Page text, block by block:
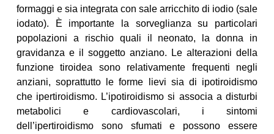
formaggi e sia integrata con sale arricchito di iodio (sale
iodato). È importante la sorveglianza su particolari
popolazioni a rischio quali il neonato, la donna in
gravidanza e il soggetto anziano. Le alterazioni della
funzione tiroidea sono relativamente frequenti negli
anziani, soprattutto le forme lievi sia di ipotiroidismo
che ipertiroidismo. L’ipotiroidismo si associa a disturbi
metabolici e cardiovascolari, i sintomi
dell’ipertiroidismo sono sfumati e possono essere